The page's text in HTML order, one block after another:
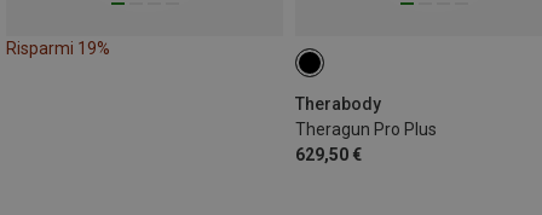
Risparmi 19%
Therabody
Theragun Pro Plus
629,50 €